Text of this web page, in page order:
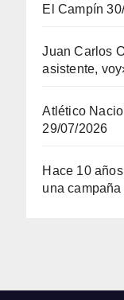
El Campín
Juan Carlos
asistente,
Atlético
29/07/2026
Hace 10
una